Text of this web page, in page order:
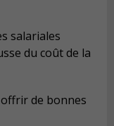
salariales
du coût de la
de bonnes